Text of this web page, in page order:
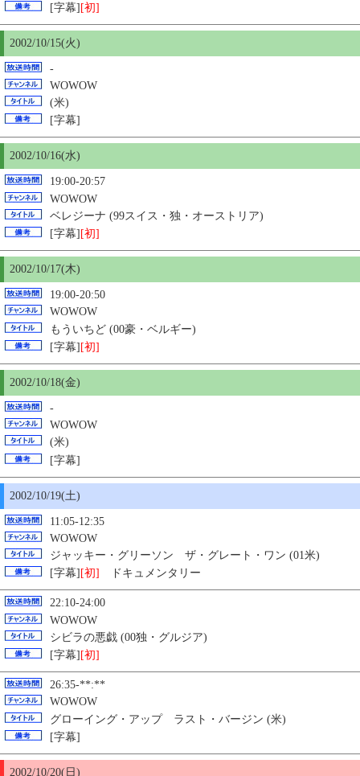
[字幕][初]
2002/10/15(火)
-
WOWOW
(米)
[字幕]
2002/10/16(水)
19:00-20:57
WOWOW
ベレジーナ (99スイス・独・オーストリア)
[字幕] [初]
2002/10/17(木)
19:00-20:50
WOWOW
もういちど (00豪・ベルギー)
[字幕] [初]
2002/10/18(金)
-
WOWOW
(米)
[字幕]
2002/10/19(土)
11:05-12:35
WOWOW
ジャッキー・グリーソン ザ・グレート・ワン (01米)
[字幕] [初] ドキュメンタリー
22:10-24:00
WOWOW
シビラの悪戯 (00独・グルジア)
[字幕] [初]
26:35-**:**
WOWOW
グローイング・アップ ラスト・バージン (米)
[字幕]
2002/10/20(日)